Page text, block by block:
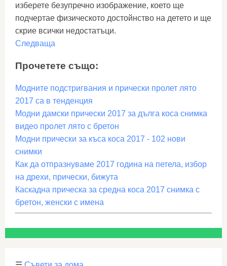
изберете безупречно изображение, което ще
подчертае физическото достойнство на детето и ще
скрие всички недостатъци.
Следваща
Прочетете също:
Модните подстригвания и прически пролет лято
2017 са в тенденция
Модни дамски прически 2017 за дълга коса снимка
видео пролет лято с бретон
Модни прически за къса коса 2017 - 102 нови
снимки
Как да отпразнуваме 2017 година на петела, избор
на дрехи, прически, бижута
Каскадна прическа за средна коса 2017 снимка с
бретон, женски с имена